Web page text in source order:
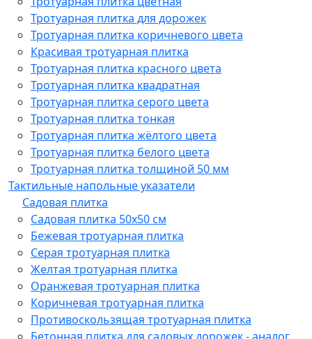
Тротуарная плитка для дорожек
Тротуарная плитка коричневого цвета
Красивая тротуарная плитка
Тротуарная плитка красного цвета
Тротуарная плитка квадратная
Тротуарная плитка серого цвета
Тротуарная плитка тонкая
Тротуарная плитка жёлтого цвета
Тротуарная плитка белого цвета
Тротуарная плитка толщиной 50 мм
Тактильные напольные указатели
Садовая плитка
Садовая плитка 50х50 см
Бежевая тротуарная плитка
Серая тротуарная плитка
Желтая тротуарная плитка
Оранжевая тротуарная плитка
Коричневая тротуарная плитка
Противоскользящая тротуарная плитка